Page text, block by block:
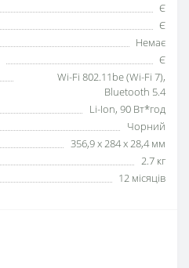
Є
Є
Немає
Є
Wi-Fi 802.11be (Wi-Fi 7),
Bluetooth 5.4
Li-Ion, 90 Вт*год
Чорний
356,9 x 284 x 28,4 мм
2.7 кг
12 місяців